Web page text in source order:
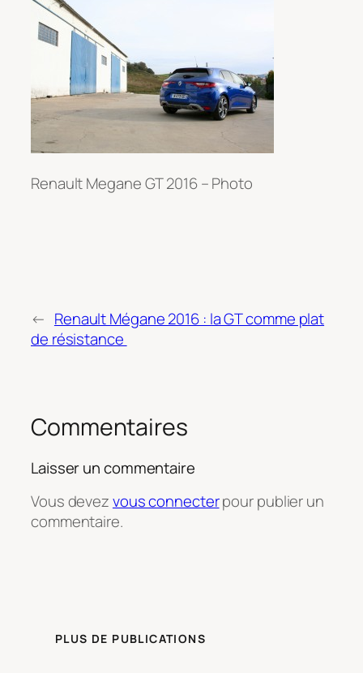
Renault Megane GT 2016 – Photo
← Renault Mégane 2016 : la GT comme plat
de résistance
Commentaires
Laisser un commentaire
Vous devezvous connecterpour publier un
commentaire.
PLUS DE PUBLICATIONS